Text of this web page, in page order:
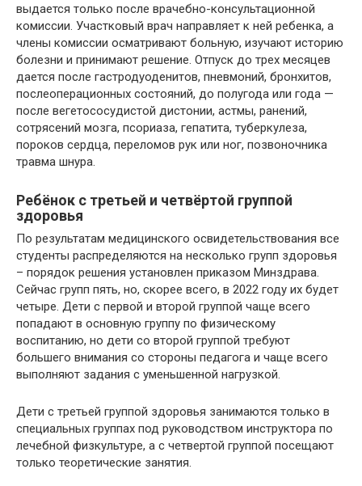
выдается только после врачебно-консультационной
комиссии. Участковый врач направляет к ней ребенка, а
члены комиссии осматривают больную, изучают историю
болезни и принимают решение. Отпуск до трех месяцев
дается после гастродуоденитов, пневмоний, бронхитов,
послеоперационных состояний, до полугода или года —
после вегетососудистой дистонии, астмы, ранений,
сотрясений мозга, псориаза, гепатита, туберкулеза,
пороков сердца, переломов рук или ног, позвоночника
травма шнура.
Ребёнок с третьей и четвёртой группой
здоровья
По результатам медицинского освидетельствования все
студенты распределяются на несколько групп здоровья
– порядок решения установлен приказом Минздрава.
Сейчас групп пять, но, скорее всего, в 2022 году их будет
четыре. Дети с первой и второй группой чаще всего
попадают в основную группу по физическому
воспитанию, но дети со второй группой требуют
большего внимания со стороны педагога и чаще всего
выполняют задания с уменьшенной нагрузкой.
Дети с третьей группой здоровья занимаются только в
специальных группах под руководством инструктора по
лечебной физкультуре, а с четвертой группой посещают
только теоретические занятия.